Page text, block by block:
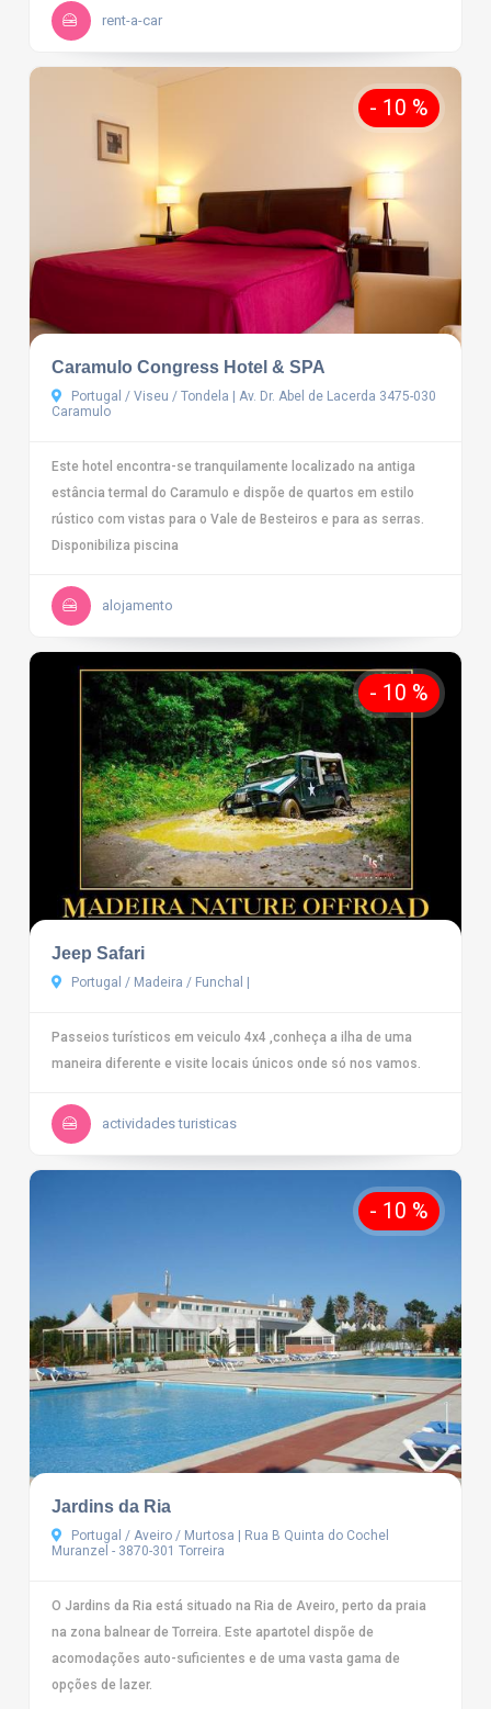
rent-a-car
- 10 %
Caramulo Congress Hotel & SPA
Portugal / Viseu / Tondela | Av. Dr. Abel de Lacerda 3475-030
Caramulo
Este hotel encontra-se tranquilamente localizado na antiga
estância termal do Caramulo e dispõe de quartos em estilo
rústico com vistas para o Vale de Besteiros e para as serras.
Disponibiliza piscina
alojamento
- 10 %
Jeep Safari
Portugal / Madeira / Funchal |
Passeios turísticos em veiculo 4x4 ,conheça a ilha de uma
maneira diferente e visite locais únicos onde só nos vamos.
actividades turisticas
- 10 %
Jardins da Ria
Portugal / Aveiro / Murtosa | Rua B Quinta do Cochel
Muranzel - 3870-301 Torreira
O Jardins da Ria está situado na Ria de Aveiro, perto da praia
na zona balnear de Torreira. Este apartotel dispõe de
acomodações auto-suficientes e de uma vasta gama de
opções de lazer.